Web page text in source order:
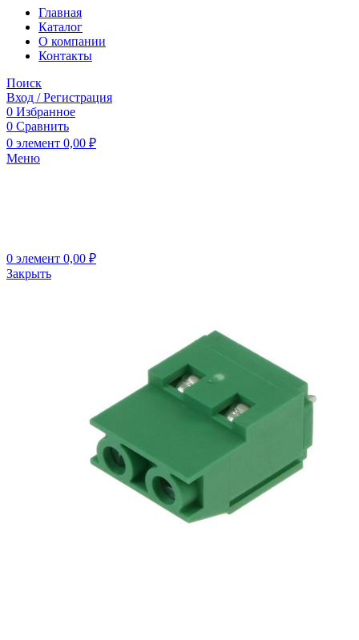
Главная
Каталог
О компании
Контакты
Поиск
Вход / Регистрация
0 Избранное
0 Сравнить
0 элемент 0,00 ₽
Меню
0 элемент 0,00 ₽
Закрыть